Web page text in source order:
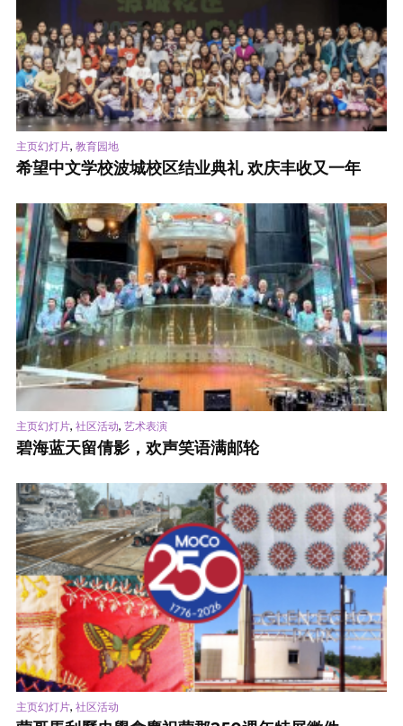
主页幻灯片, 教育园地
希望中文学校波城校区结业典礼 欢庆丰收又一年
主页幻灯片, 社区活动, 艺术表演
碧海蓝天留倩影，欢声笑语满邮轮
主页幻灯片, 社区活动